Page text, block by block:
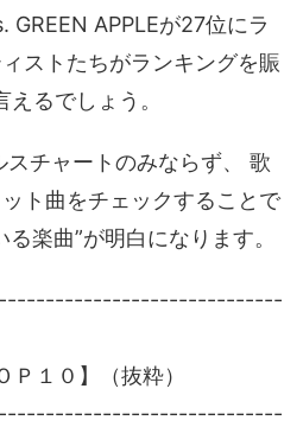
APPLEが27位にラ
ストたちがランキングを賑
るでしょう。
スチャートのみならず、 歌
ト曲をチェックすることで
楽曲”が明白になります。
Ｐ１０】（抜粋）